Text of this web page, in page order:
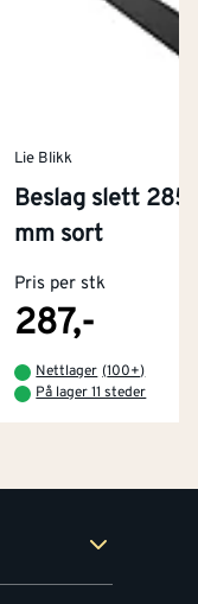
Lie Blikk
Beslag slett
mm sort
Pris per stk
287,-
Nettlager (100+)
På lager 11 steder